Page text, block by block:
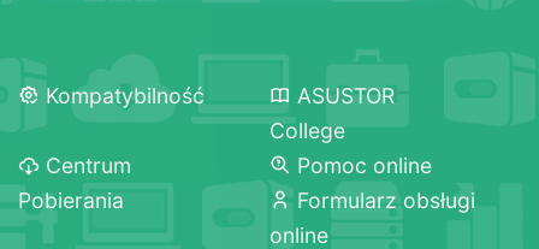
Kompatybilność
ASUSTOR
College
Centrum
Pobierania
Pomoc online
Formularz obsługi
online